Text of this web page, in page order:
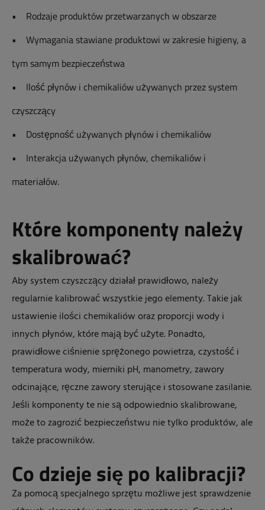
• Rodzaje produktów przetwarzanych w obszarze
• Wymagania stawiane produktowi w zakresie higieny, a
tym samym bezpieczeństwa
• Ilość płynów i chemikaliów używanych przez system
czyszczący
• Dostępność używanych płynów i chemikaliów
• Interakcja używanych płynów, chemikaliów i
materiałów.
Które komponenty należy
skalibrować?
Aby system czyszczący działał prawidłowo, należy
regularnie kalibrować wszystkie jego elementy. Takie jak
ustawienie ilości chemikaliów oraz proporcji wody i
innych płynów, które mają być użyte. Ponadto,
prawidłowe ciśnienie sprężonego powietrza, czystość i
temperatura wody, mierniki pH, manometry, zawory
odcinające, ręczne zawory sterujące i stosowane zasilanie.
Jeśli komponenty te nie są odpowiednio skalibrowane,
może to zagrozić bezpieczeństwu nie tylko produktów, ale
także pracowników.
Co dzieje się po kalibracji?
Za pomocą specjalnego sprzętu możliwe jest sprawdzenie